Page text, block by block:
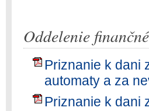
Oddelenie finančné
Priznanie k dani
automaty a za
Priznanie k dani